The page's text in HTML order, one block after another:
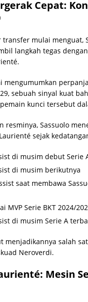
Cepat:
mulai menguat,
langkah tegas
mengumumkan
sebuah sinyal kuat
kunci tersebut
resminya, Sassuolo
sejak
di musim debut Serie
di musim berikutnya
saat membawa
MVP Serie BKT 2024/
di musim Serie A
menjadikannya salah
Neroverdi.
Mesin